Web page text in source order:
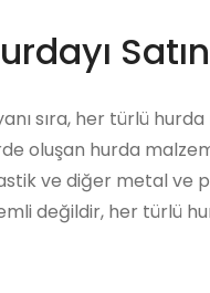
sıra, her türlü
oluşan hurda
ve diğer metal ve
değildir, her türlü